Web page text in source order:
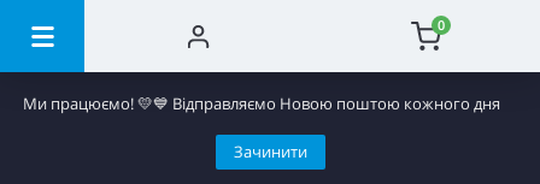
0
Ми працюємо! 💛​💙 Відправляємо Новою поштою кожного дня
Зачинити